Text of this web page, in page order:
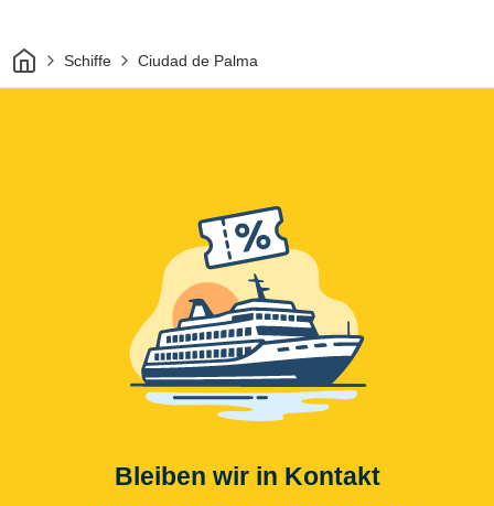
HeimSchiffe Ciudad de Palma
Bleiben wir in Kontakt